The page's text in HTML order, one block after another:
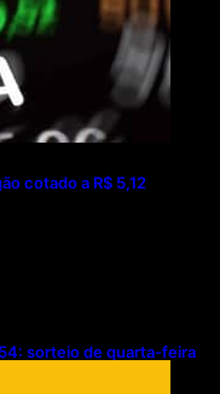
cotado a R$ 5,12
sorteio de quarta-feira